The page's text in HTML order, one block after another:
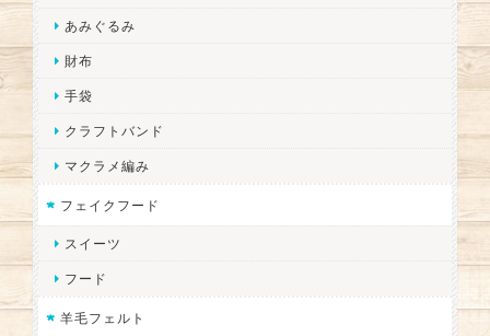
あみぐるみ
財布
手袋
クラフトバンド
マクラメ編み
フェイクフード
スイーツ
フード
羊毛フェルト